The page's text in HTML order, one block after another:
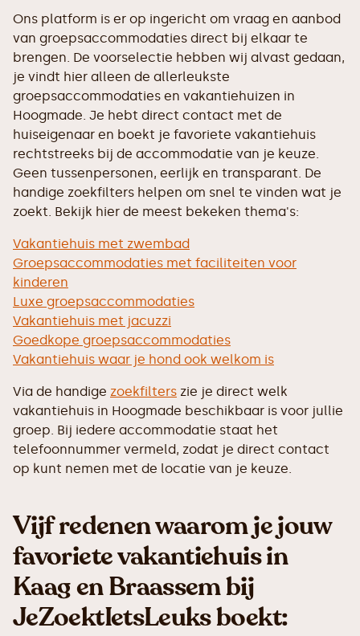
Ons platform is er op ingericht om vraag en aanbod
van groepsaccommodaties direct bij elkaar te
brengen. De voorselectie hebben wij alvast gedaan,
je vindt hier alleen de allerleukste
groepsaccommodaties en vakantiehuizen in
Hoogmade. Je hebt direct contact met de
huiseigenaar en boekt je favoriete vakantiehuis
rechtstreeks bij de accommodatie van je keuze.
Geen tussenpersonen, eerlijk en transparant. De
handige zoekfilters helpen om snel te vinden wat je
zoekt. Bekijk hier de meest bekeken thema's:
Vakantiehuis met zwembad
Groepsaccommodaties met faciliteiten voor
kinderen
Luxe groepsaccommodaties
Vakantiehuis met jacuzzi
Goedkope groepsaccommodaties
Vakantiehuis waar je hond ook welkom is
Via de handige zoekfilters zie je direct welk
vakantiehuis in Hoogmade beschikbaar is voor jullie
groep. Bij iedere accommodatie staat het
telefoonnummer vermeld, zodat je direct contact
op kunt nemen met de locatie van je keuze.
Vijf redenen waarom je jouw
favoriete vakantiehuis in
Kaag en Braassem bij
JeZoektIetsLeuks boekt: